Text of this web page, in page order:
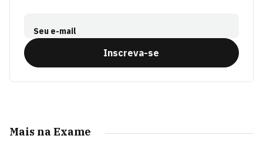
Seu e-mail
Inscreva-se
Mais na Exame